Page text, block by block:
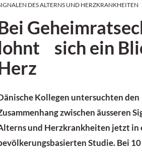
DES ALTERNS UND HERZKRANKHEITEN
sich ein
Kollegen untersuchten den
zwischen äusseren
und Herzkrankheiten jetzt in
Studie. Bei